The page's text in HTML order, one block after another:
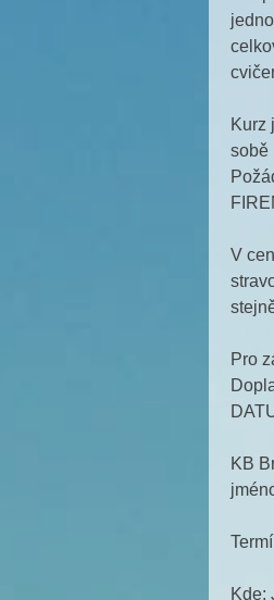
Kurz
sobě
V
Pro
KB
Kde: